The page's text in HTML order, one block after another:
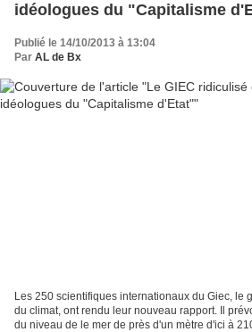
idéologues du "Capitalisme
Publié le 14/10/2013 à 13:04
Par AL de Bx
Les 250 scientifiques internationaux du Giec, le
du climat, ont rendu leur nouveau rapport. Il
du niveau de le mer de près d'un mètre d'ici à